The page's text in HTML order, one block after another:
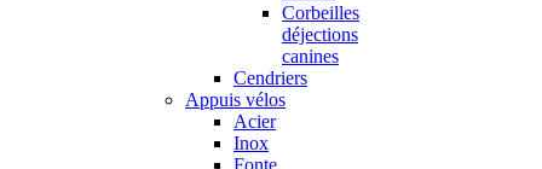
Corbeilles
déjections
canines
Cendriers
Appuis vélos
Acier
Inox
Fonte